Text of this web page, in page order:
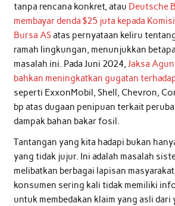
tanpa rencana konkret, atau Deutsche
membayar denda $25 juta kepada
Bursa ASatas pernyataan keliru
ramah lingkungan, menunjukkan
masalah ini. Pada Juni 2024, Jaksa
bahkan meningkatkan gugatan
seperti ExxonMobil, Shell, Chevron,
bp atas dugaan penipuan terkait
dampak bahan bakar fosil.
Tantangan yang kita hadapi bukan
yang tidak jujur. Ini adalah masalah
melibatkan berbagai lapisan
konsumen sering kali tidak memiliki
untuk membedakan klaim yang asli dari